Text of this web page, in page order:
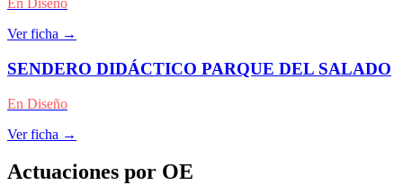
En Diseño
Ver ficha →
SENDERO DIDÁCTICO PARQUE DEL SALADO
En Diseño
Ver ficha →
Actuaciones por OE
Asistente